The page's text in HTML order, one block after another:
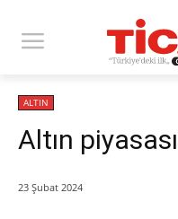
ALTIN
Altın
23 Şubat 2024